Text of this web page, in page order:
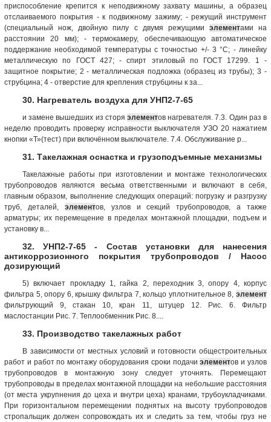
приспособление крепится к неподвижному захвату машины, а образец
отслаиваемого покрытия - к подвижному зажиму; - режущий инструмент
(специальный нож, двойную пилу с двумя режущими элементами на
расстоянии 20 мм); - термокамеру, обеспечивающую автоматическое
поддержание необходимой температуры с точностью +/- 3 °C; - линейку
металлическую по ГОСТ 427; - спирт этиловый по ГОСТ 17299. 1 -
защитное покрытие; 2 - металлическая подложка (образец из трубы); 3 -
струбцина; 4 - отверстие для крепления струбцины к за...
30. Нагреватель воздуха для УНП2-7-65
и замене вышедших из сторя элементов нагревателя. 7.3. Один раз в
неделю проводить проверку исправности выключателя УЗО 20 нажатием
кнопки «Т»(тест) при включённом выключателе. 7.4. Обслуживание р...
31. Такелажная оснастка и грузоподъемные механизмы
Такелажные работы при изготовлении и монтаже технологических
трубопроводов являются весьма ответственными и включают в себя,
главным образом, выполнение следующих операций: погрузку и разгрузку
труб, деталей, элементов, узлов и секций трубопроводов, а также
арматуры; их перемещение в пределах монтажной площадки, подъем и
установку в...
32. УНП2-7-65 - Состав установки для нанесения
антикоррозионного покрытия трубопроводов / Насос
дозирующий
5) включает прокладку 1, гайка 2, переходник 3, опору 4, корпус
фильтра 5, опору 6, крышку фильтра 7, кольцо уплотнительное 8, элемент
фильтрующий 9, стакан 10, кран 11, штуцер 12. Рис. 6. Фильтр
маслостанции Рис. 7. Теплообменник Рис. 8....
33. Производство такелажных работ
В зависимости от местных условий и готовности общестроительных
работ и работ по монтажу оборудования сроки подачиэлементов и узлов
трубопроводов в монтажную зону следует уточнять. Перемещают
трубопроводы в пределах монтажной площадки на небольшие расстояния
(от места укрупнения до цеха и внутри цеха) кранами, трубоукладчиками.
При горизонтальном перемещении поднятых на высоту трубопроводов
стропальщик должен сопровождать их и следить за тем, чтобы груз не